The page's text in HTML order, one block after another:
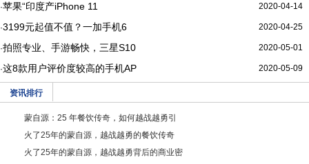
2020-04-14
·苹果“印度产iPhone 11
2020-04-25
·3199元起值不值？一加手机6
2020-05-01
·拍照专业、手游畅快，三星S10
2020-05-09
·这8款用户评价度较高的手机AP
资讯排行
蒙自源：25 年餐饮传奇，如何越战越勇引
火了25年的蒙自源，越战越勇的餐饮传奇
火了25年的蒙自源，越战越勇背后的商业密